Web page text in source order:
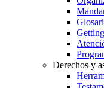
Derechos y